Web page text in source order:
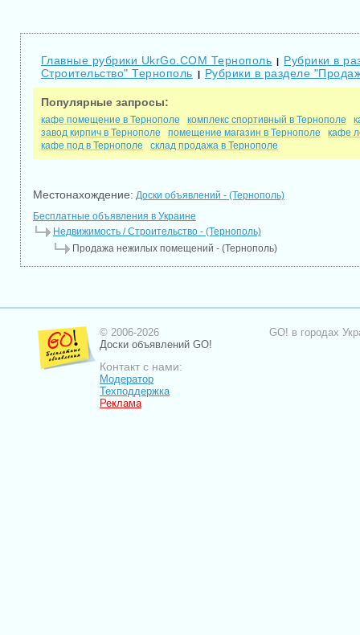
Главные рубрики UkrGo.COM Тернополь | Рубрики в
Строительство" Тернополь | Рубрики в разделе
Популярные запросы:
кафе помещение в Тернополе комплекс спортивный в Тернополе
завод кирпич в Тернополе
помещение магазин в Тернополе
кафе
кафе под в Тернополе
склад продажа в Тернополе
Местонахождение: Доски объявлений - (Тернополь)
Бесплатные объявления в Украине
Недвижимость / Строительство - (Тернополь)
Продажа нежилых помещений - (Тернополь)
© 2006-2026
Доски объявлений GO!
Контакт с нами:
Модератор
Техподдержка
Реклама
GO! в городах